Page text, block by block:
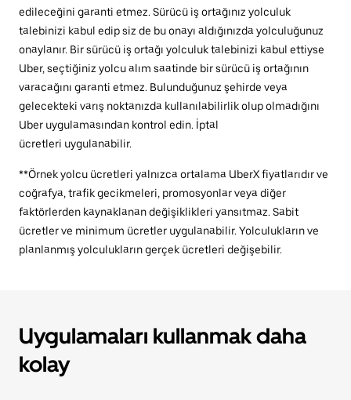
edileceğini garanti etmez. Sürücü iş ortağınız yolculuk
talebinizi kabul edip siz de bu onayı aldığınızda yolculuğunuz
onaylanır. Bir sürücü iş ortağı yolculuk talebinizi kabul ettiyse
Uber, seçtiğiniz yolcu alım saatinde bir sürücü iş ortağının
varacağını garanti etmez. Bulunduğunuz şehirde veya
gelecekteki varış noktanızda kullanılabilirlik olup olmadığını
Uber uygulamasından kontrol edin. İptal
ücretleri uygulanabilir.
**Örnek yolcu ücretleri yalnızca ortalama UberX fiyatlarıdır ve
coğrafya, trafik gecikmeleri, promosyonlar veya diğer
faktörlerden kaynaklanan değişiklikleri yansıtmaz. Sabit
ücretler ve minimum ücretler uygulanabilir. Yolculukların ve
planlanmış yolculukların gerçek ücretleri değişebilir.
Uygulamaları kullanmak daha
kolay